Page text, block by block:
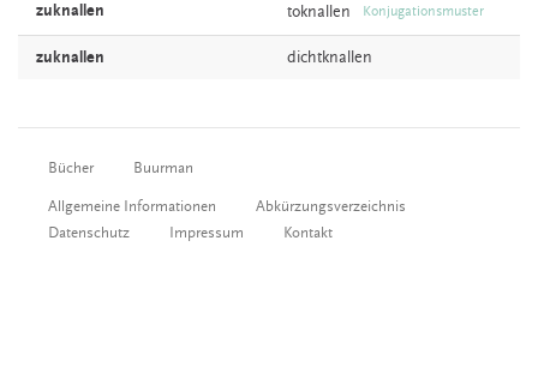
zuknallen toknallen Konjugationsmuster
zuknallen dichtknallen
Bücher Buurman
Allgemeine Informationen
Abkürzungsverzeichnis
Datenschutz
Impressum Kontakt